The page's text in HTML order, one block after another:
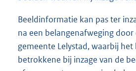
Beeldinformatie kan pas ter
na een belangenafweging door
gemeente Lelystad, waarbij het
betrokkene bij inzage van de